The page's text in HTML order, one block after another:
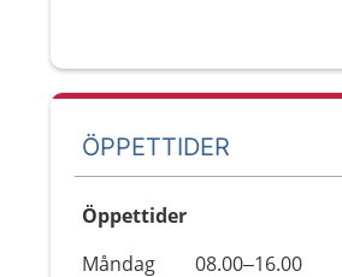
ÖPPETTIDER
Öppettider
Dag
Öppettider
Kommentarer
Måndag
08.00–16.00